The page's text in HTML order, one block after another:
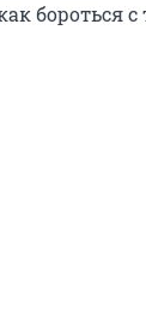
бороться